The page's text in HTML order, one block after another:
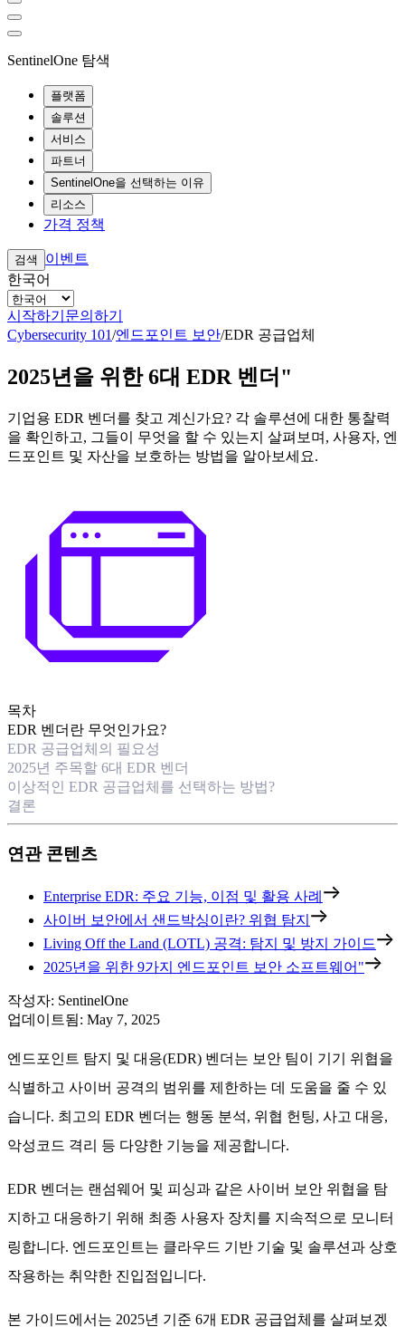
SentinelOne 탐색
플랫폼
솔루션
서비스
파트너
SentinelOne을 선택하는 이유
리소스
가격 정책
검색
이벤트
한국어
시작하기 문의하기
Cybersecurity 101/엔드포인트 보안/EDR 공급업체
2025년을 위한 6대 EDR 벤더"
기업용 EDR 벤더를 찾고 계신가요? 각 솔루션에 대한 통찰력
을 확인하고, 그들이 무엇을 할 수 있는지 살펴보며, 사용자, 엔
드포인트 및 자산을 보호하는 방법을 알아보세요.
목차
EDR 벤더란 무엇인가요?
EDR 공급업체의 필요성
2025년 주목할 6대 EDR 벤더
이상적인 EDR 공급업체를 선택하는 방법?
결론
연관 콘텐츠
Enterprise EDR: 주요 기능, 이점 및 활용 사례
사이버 보안에서 샌드박싱이란? 위협 탐지
Living Off the Land (LOTL) 공격: 탐지 및 방지 가이드
2025년을 위한 9가지 엔드포인트 보안 소프트웨어"
작성자: SentinelOne
업데이트됨: May 7, 2025
엔드포인트 탐지 및 대응(EDR) 벤더는 보안 팀이 기기 위협을
식별하고 사이버 공격의 범위를 제한하는 데 도움을 줄 수 있
습니다. 최고의 EDR 벤더는 행동 분석, 위협 헌팅, 사고 대응,
악성코드 격리 등 다양한 기능을 제공합니다.
EDR 벤더는 랜섬웨어 및 피싱과 같은 사이버 보안 위협을 탐
지하고 대응하기 위해 최종 사용자 장치를 지속적으로 모니터
링합니다. 엔드포인트는 클라우드 기반 기술 및 솔루션과 상호
작용하는 취약한 진입점입니다.
본 가이드에서는 2025년 기준 6개 EDR 공급업체를 살펴보겠